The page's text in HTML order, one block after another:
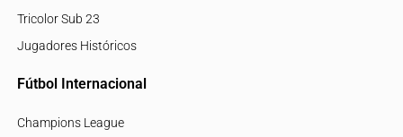
Tricolor Sub 23
Jugadores Históricos
Fútbol Internacional
Champions League